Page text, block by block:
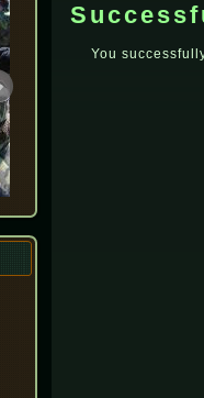
You